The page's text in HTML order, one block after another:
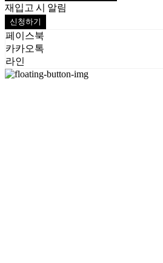
재입고 시 알림
신청하기
페이스북
카카오톡
라인